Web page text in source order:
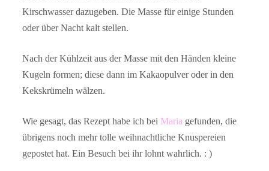
Kirschwasser dazugeben. Die Masse für einige Stunden
oder über Nacht kalt stellen.
Nach der Kühlzeit aus der Masse mit den Händen kleine
Kugeln formen; diese dann im Kakaopulver oder in den
Kekskrümeln wälzen.
Wie gesagt, das Rezept habe ich bei Maria gefunden, die
übrigens noch mehr tolle weihnachtliche Knuspereien
gepostet hat. Ein Besuch bei ihr lohnt wahrlich. : )